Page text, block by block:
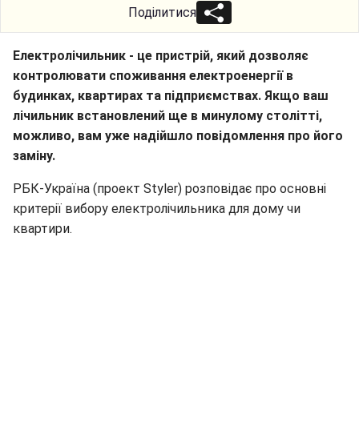
Поділитися
Електролічильник - це пристрій, який дозволяє
контролювати споживання електроенергії в
будинках, квартирах та підприємствах. Якщо ваш
лічильник встановлений ще в минулому столітті,
можливо, вам уже надійшло повідомлення про його
заміну.
РБК-Україна (проект Styler) розповідає про основні
критерії вибору електролічильника для дому чи
квартири.